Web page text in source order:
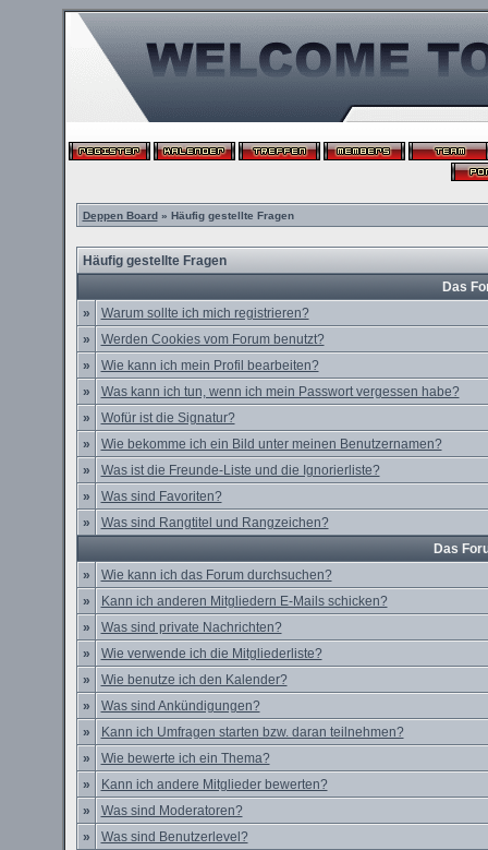
Deppen Board» Häufig gestellte Fragen
Häufig gestellte Fragen
Das
»
Warum sollte ich mich registrieren?
»
Werden Cookies vom Forum benutzt?
»
Wie kann ich mein Profil bearbeiten?
»
Was kann ich tun, wenn ich mein Passwort vergessen habe?
»
Wofür ist die Signatur?
»
Wie bekomme ich ein Bild unter meinen Benutzernamen?
»
Was ist die Freunde-Liste und die Ignorierliste?
»
Was sind Favoriten?
»
Was sind Rangtitel und Rangzeichen?
Das
»
Wie kann ich das Forum durchsuchen?
»
Kann ich anderen Mitgliedern E-Mails schicken?
»
Was sind private Nachrichten?
»
Wie verwende ich die Mitgliederliste?
»
Wie benutze ich den Kalender?
»
Was sind Ankündigungen?
»
Kann ich Umfragen starten bzw. daran teilnehmen?
»
Wie bewerte ich ein Thema?
»
Kann ich andere Mitglieder bewerten?
»
Was sind Moderatoren?
»
Was sind Benutzerlevel?